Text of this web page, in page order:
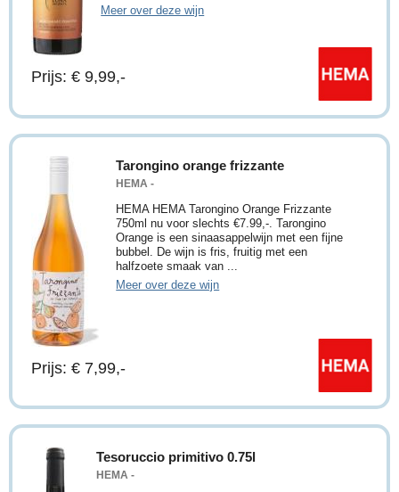
Meer over deze wijn
Prijs: € 9,99,-
Tarongino orange frizzante
HEMA -
HEMA HEMA Tarongino Orange Frizzante
750ml nu voor slechts €7.99,-. Tarongino
Orange is een sinaasappelwijn met een fijne
bubbel. De wijn is fris, fruitig met een
halfzoete smaak van ...
Meer over deze wijn
Prijs: € 7,99,-
Tesoruccio primitivo 0.75l
HEMA -